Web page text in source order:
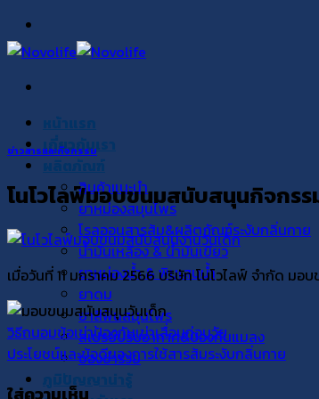
Skip
to
หน้าแรก
เกี่ยวกับเรา
ผลิตภัณฑ์
สินค้าแนะนำ
ยาหม่องสมุนไพร
โรลออนสารส้ม&ผลิตภัณฑ์ระงับกลิ่นกาย
น้ำมันเหลือง & น้ำมันเขียว
ยาหม่องน้ำ & พิมเสนน้ำ
ยาดม
ยาสีฟันสมุนไพร
สเปรย์ปรับอากาศ&ป้องกันแมลง
ของชำร่วย
ภูมิปัญญาน่ารู้
ข่าวสารและกิจกรรม
โนโวไลฟ์มอบขนมสนับสนุนกิจกรร
เมื่อวันที่ 11 มกราคม 2566 บริษัท โนโวไลฟ์ จำกัด ม
วิธีถนอมข้อเข่าป้องกันเข่าเสื่อมก่อนวัย
ประโยชน์และข้อดีของการใช้สารส้มระงับกลิ่นกาย
ใส่ความเห็น